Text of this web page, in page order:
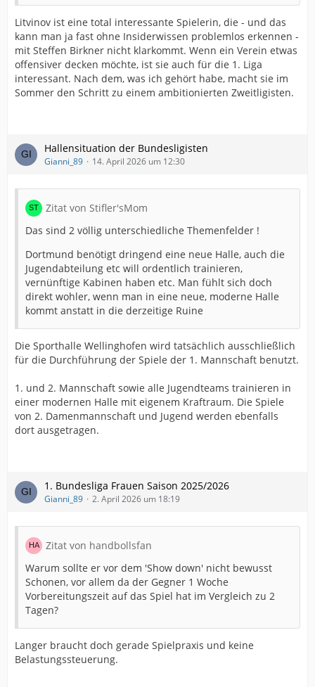
Litvinov ist eine total interessante Spielerin, die - und das
kann man ja fast ohne Insiderwissen problemlos erkennen -
mit Steffen Birkner nicht klarkommt. Wenn ein Verein etwas
offensiver decken möchte, ist sie auch für die 1. Liga
interessant. Nach dem, was ich gehört habe, macht sie im
Sommer den Schritt zu einem ambitionierten Zweitligisten.
Hallensituation der Bundesligisten
Gianni_89 14. April 2026 um 12:30
Zitat von Stifler'sMom
Das sind 2 völlig unterschiedliche Themenfelder !
Dortmund benötigt dringend eine neue Halle, auch die
Jugendabteilung etc will ordentlich trainieren,
vernünftige Kabinen haben etc. Man fühlt sich doch
direkt wohler, wenn man in eine neue, moderne Halle
kommt anstatt in die derzeitige Ruine
Die Sporthalle Wellinghofen wird tatsächlich ausschließlich
für die Durchführung der Spiele der 1. Mannschaft benutzt.
1. und 2. Mannschaft sowie alle Jugendteams trainieren in
einer modernen Halle mit eigenem Kraftraum. Die Spiele
von 2. Damenmannschaft und Jugend werden ebenfalls
dort ausgetragen.
1. Bundesliga Frauen Saison 2025/2026
Gianni_89 2. April 2026 um 18:19
Zitat von handbollsfan
Warum sollte er vor dem 'Show down' nicht bewusst
Schonen, vor allem da der Gegner 1 Woche
Vorbereitungszeit auf das Spiel hat im Vergleich zu 2
Tagen?
Langer braucht doch gerade Spielpraxis und keine
Belastungssteuerung.